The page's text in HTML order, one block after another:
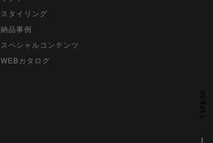
SCROLL
スタイリング
納品事例
スペシャルコンテンツ
WEBカタログ